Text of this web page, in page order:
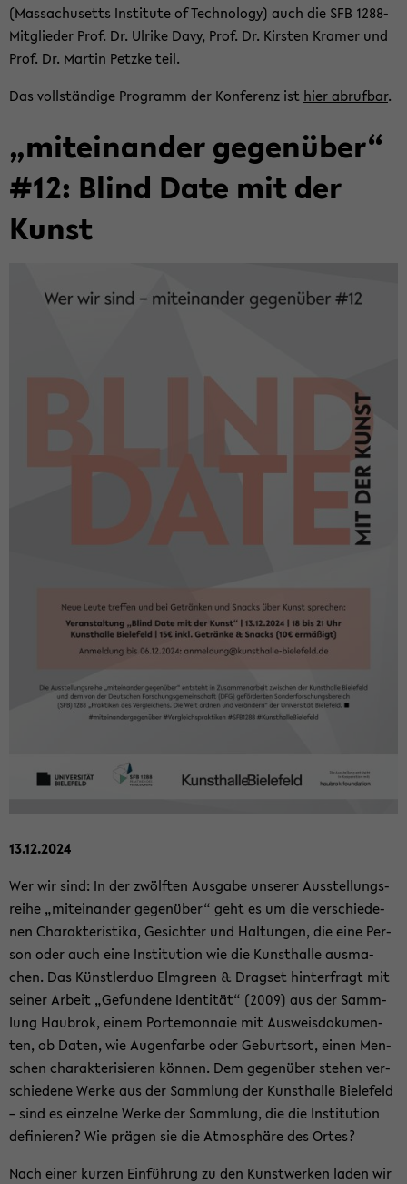
(Mas­sa­chu­setts In­sti­tu­te of Tech­no­lo­gy) auch die SFB 1288-​
Mitglieder Prof. Dr. Ul­ri­ke Davy, Prof. Dr. Kirs­ten Kra­mer und
Prof. Dr. Mar­tin Petz­ke teil.
Das voll­stän­di­ge Pro­gramm der Kon­fe­renz ist hier ab­ruf­bar.
„mit­ein­an­der ge­gen­über“
#12: Blind Date mit der
Kunst
13.12.2024
Wer wir sind: In der zwölf­ten Aus­ga­be un­se­rer Aus­stel­lungs­
rei­he „mit­ein­an­der ge­gen­über“ geht es um die ver­schie­de­
nen Cha­rak­te­ris­ti­ka, Ge­sich­ter und Hal­tun­gen, die eine Per­
son oder auch eine In­sti­tu­ti­on wie die Kunst­hal­le aus­ma­
chen. Das Künst­ler­duo Elm­green & Drags­et hin­ter­fragt mit
sei­ner Ar­beit „Ge­fun­de­ne Iden­ti­tät“ (2009) aus der Samm­
lung Hau­brok, einem Porte­mon­naie mit Aus­weis­do­ku­men­
ten, ob Daten, wie Au­gen­far­be oder Ge­burts­ort, einen Men­
schen cha­rak­te­ri­sie­ren kön­nen. Dem ge­gen­über ste­hen ver­
schie­de­ne Werke aus der Samm­lung der Kunst­hal­le Bie­le­feld
– sind es ein­zel­ne Werke der Samm­lung, die die In­sti­tu­ti­on
de­fi­nie­ren? Wie prä­gen sie die At­mo­sphä­re des Ortes?
Nach einer kur­zen Ein­füh­rung zu den Kunst­wer­ken laden wir